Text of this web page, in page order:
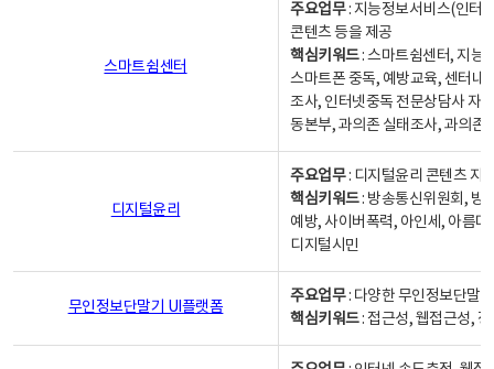
스마트쉼센터
주요업무: 지능정보서비스(인터
콘텐츠 등을 제공
핵심키워드: 스마트쉼센터, 지능
스마트폰 중독, 예방교육, 센터내
조사, 인터넷중독 전문상담사 자
동본부, 과의존 실태조사, 과의존
디지털윤리
주요업무: 디지털윤리 콘텐츠 지
핵심키워드: 방송통신위원회, 방
예방, 사이버폭력, 아인세, 아름
디지털시민
무인정보단말기 UI플랫폼
주요업무: 다양한 무인정보단말
핵심키워드: 접근성, 웹접근성,